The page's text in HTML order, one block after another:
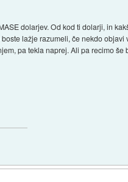
dolarjev. Od kod ti dolarji, in
lažje razumeli, če nekdo
pa tekla naprej. Ali pa recimo